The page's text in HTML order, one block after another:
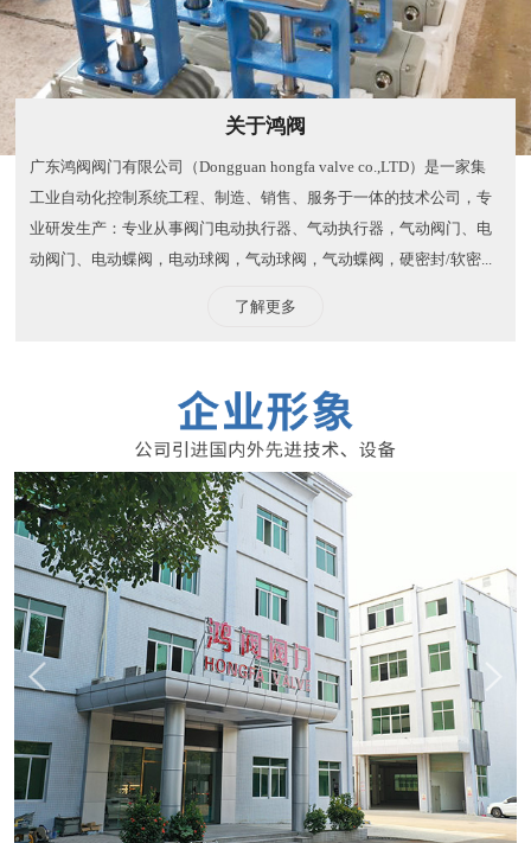
关于鸿阀
广东鸿阀阀门有限公司（Dongguan hongfa valve co.,LTD）是一家集
工业自动化控制系统工程、制造、销售、服务于一体的技术公司，专
业研发生产：专业从事阀门电动执行器、气动执行器，气动阀门、电
动阀门、电动蝶阀，电动球阀，气动球阀，气动蝶阀，硬密封/软密...
了解更多